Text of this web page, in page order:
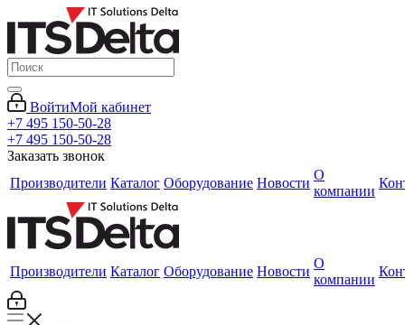
ВойтиМой кабинет
+7 495 150-50-28
+7 495 150-50-28
Заказать звонок
Производители Каталог Оборудование Новости
О
компании
Производители Каталог Оборудование Новости
О
компании